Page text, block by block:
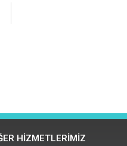
HIZMETLERIMIZ